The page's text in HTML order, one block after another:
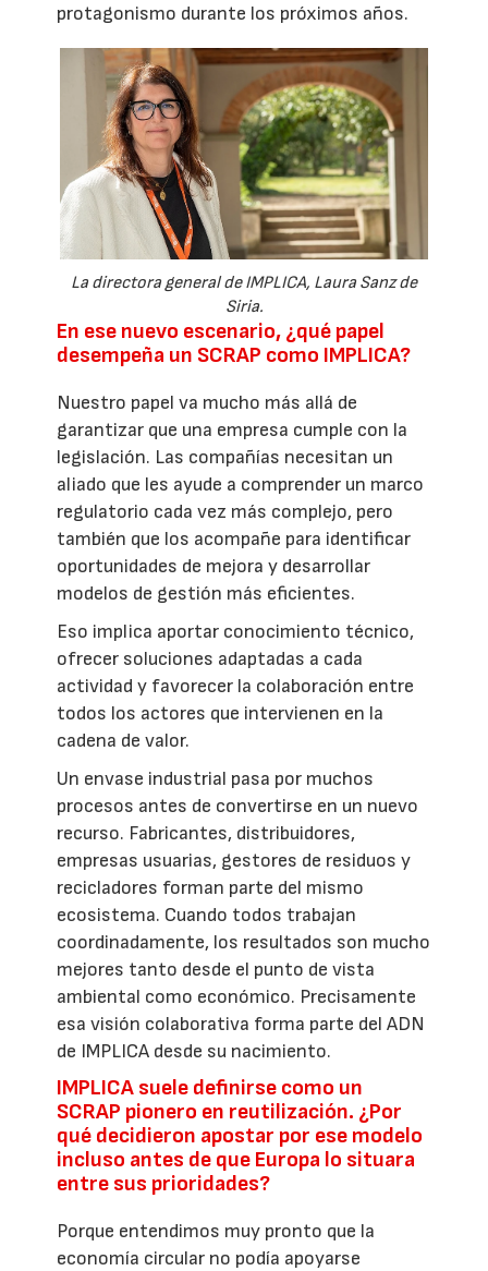
protagonismo durante los próximos años.
La directora general de IMPLICA, Laura Sanz de
Siria.
En ese nuevo escenario, ¿qué papel
desempeña un SCRAP como IMPLICA?
Nuestro papel va mucho más allá de
garantizar que una empresa cumple con la
legislación. Las compañías necesitan un
aliado que les ayude a comprender un marco
regulatorio cada vez más complejo, pero
también que los acompañe para identificar
oportunidades de mejora y desarrollar
modelos de gestión más eficientes.
Eso implica aportar conocimiento técnico,
ofrecer soluciones adaptadas a cada
actividad y favorecer la colaboración entre
todos los actores que intervienen en la
cadena de valor.
Un envase industrial pasa por muchos
procesos antes de convertirse en un nuevo
recurso. Fabricantes, distribuidores,
empresas usuarias, gestores de residuos y
recicladores forman parte del mismo
ecosistema. Cuando todos trabajan
coordinadamente, los resultados son mucho
mejores tanto desde el punto de vista
ambiental como económico. Precisamente
esa visión colaborativa forma parte del ADN
de IMPLICA desde su nacimiento.
IMPLICA suele definirse como un
SCRAP pionero en reutilización. ¿Por
qué decidieron apostar por ese modelo
incluso antes de que Europa lo situara
entre sus prioridades?
Porque entendimos muy pronto que la
economía circular no podía apoyarse